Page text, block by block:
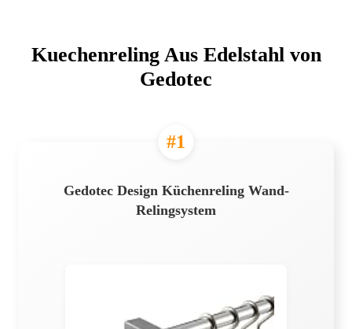
Kuechenreling Aus Edelstahl von
Gedotec
#1
Gedotec Design Küchenreling Wand-
Relingsystem